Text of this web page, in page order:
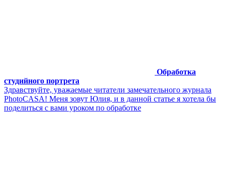
Обработка
студийного портрета
Здравствуйте, уважаемые читатели замечательного журнала
PhotoCASA! Меня зовут Юлия, и в данной статье я хотела бы
поделиться с вами уроком по обработке